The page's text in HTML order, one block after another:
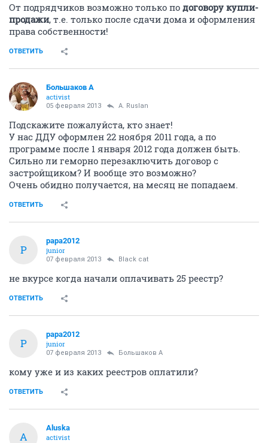
От подрядчиков возможно только по договору купли-
продажи, т.е. только после сдачи дома и оформления
права собственности!
ОТВЕТИТЬ
Большаков А
activist
05 февраля 2013 A. Ruslan
Подскажите пожалуйста, кто знает!
У нас ДДУ оформлен 22 ноября 2011 года, а по
программе после 1 января 2012 года должен быть.
Сильно ли геморно перезаключить договор с
застройщиком? И вообще это возможно?
Очень обидно получается, на месяц не попадаем.
ОТВЕТИТЬ
P
papa2012
junior
07 февраля 2013 Black cat
не вкурсе когда начали оплачивать 25 реестр?
ОТВЕТИТЬ
P
papa2012
junior
07 февраля 2013 Большаков А
кому уже и из каких реестров оплатили?
ОТВЕТИТЬ
A
Aluska
activist